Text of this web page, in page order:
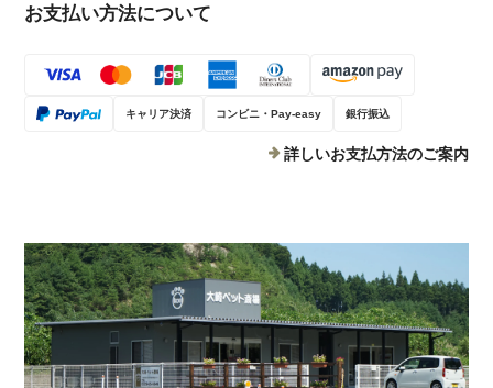
お支払い方法について
キャリア決済 コンビニ・Pay-easy 銀行振込
詳しいお支払方法のご案内